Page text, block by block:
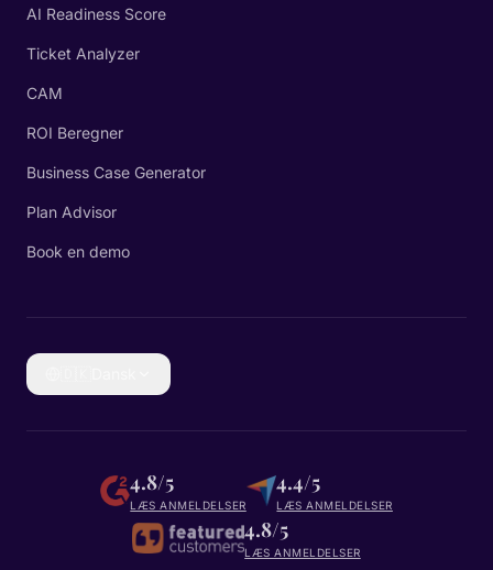
AI Readiness Score
Ticket Analyzer
CAM
ROI Beregner
Business Case Generator
Plan Advisor
Book en demo
4.8/5
LÆS ANMELDELSER
4.4/5
LÆS ANMELDELSER
4.8/5
LÆS ANMELDELSER